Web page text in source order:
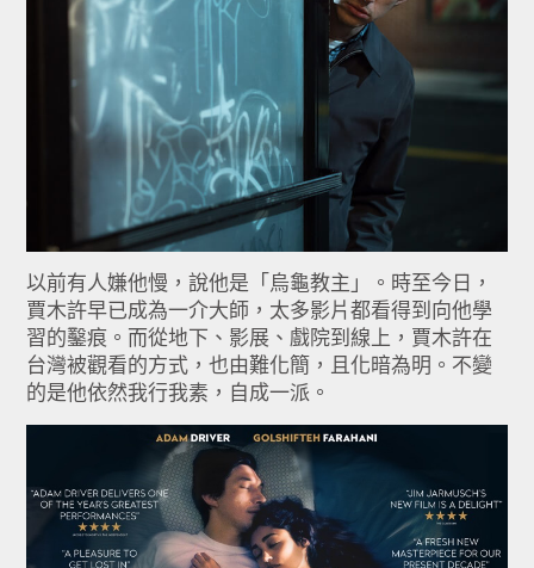
以前有人嫌他慢，說他是「烏龜教主」。時至今日，
賈木許早已成為一介大師，太多影片都看得到向他學
習的鑿痕。而從地下、影展、戲院到線上，賈木許在
台灣被觀看的方式，也由難化簡，且化暗為明。不變
的是他依然我行我素，自成一派。